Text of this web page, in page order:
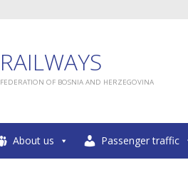
RAILWAYS
FEDERATION OF BOSNIA AND HERZEGOVINA
About us Passenger traffic